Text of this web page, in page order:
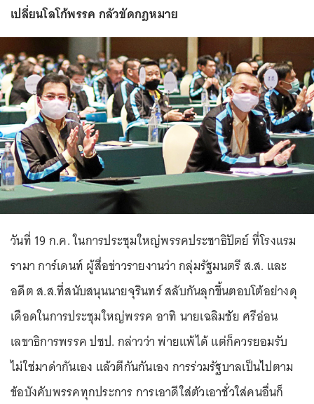
เปลี่ยนโลโก้พรรค กลัวขัดกฎหมาย
วันที่ 19 ก.ค. ในการประชุมใหญ่พรรคประชาธิปัตย์ ที่โรงแรม
รามา การ์เดนท์ ผู้สื่อข่าวรายงานว่า กลุ่มรัฐมนตรี ส.ส. และ
อดีต ส.ส.ที่สนับสนุนนายจุรินทร์ สลับกันลุกขึ้นตอบโต้อย่างดุ
เดือดในการประชุมใหญ่พรรค อาทิ นายเฉลิมชัย ศรีอ่อน
เลขาธิการพรรค ปชป. กล่าวว่า พ่ายแพ้ได้ แต่ก็ควรยอมรับ
ไม่ใช่มาด่ากันเอง แล้วตีกันกันเอง การร่วมรัฐบาลเป็นไปตาม
ข้อบังคับพรรคทุกประการ การเอาดีใส่ตัวเอาชั่วใส่คนอื่นก็